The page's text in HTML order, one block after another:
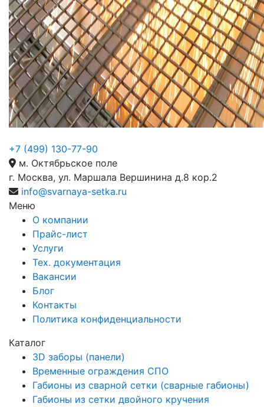
+7 (499) 130-77-90
м. Октябрьское поле
г. Москва, ул. Маршала Вершинина д.8 кор.2
info@svarnaya-setka.ru
Меню
О компании
Прайс-лист
Услуги
Тех. документация
Вакансии
Блог
Контакты
Политика конфиденциальности
Каталог
3D заборы (панели)
Временные ограждения СПО
Габионы из сварной сетки (сварные габионы)
Габионы из сетки двойного кручения